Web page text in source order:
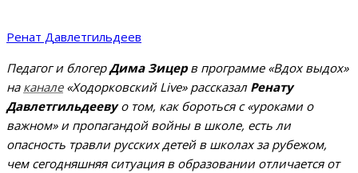
Ренат Давлетгильдеев
Педагог и блогерДима Зицер в программе «Вдох выдох»
на канале«Ходорковский Live» рассказал Ренату
Давлетгильдеевуо том, как бороться с «уроками о
важном» и пропагандой войны в школе, есть ли
опасность травли русских детей в школах за рубежом,
чем сегодняшняя ситуация в образовании отличается от